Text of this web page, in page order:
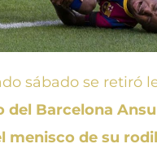
sábado se retiró
del Barcelona
menisco de su